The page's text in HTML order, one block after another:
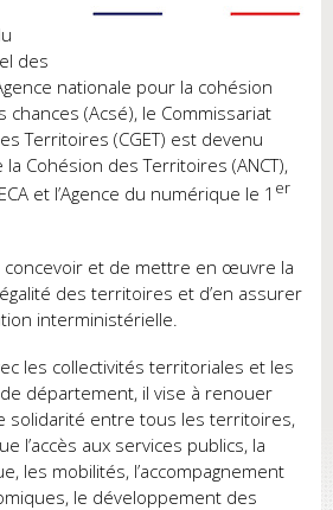
des
nationale pour la cohésion
chances (Acsé), le Commissariat
Territoires (CGET) est devenu
la Cohésion des Territoires (ANCT),
et l’Agence du numérique le 1 er
concevoir et de mettre en œuvre la
des territoires et d’en assurer
interministérielle.
les collectivités territoriales et les
département, il vise à renouer
solidarité entre tous les territoires,
l’accès aux services publics, la
les mobilités, l’accompagnement
le développement des